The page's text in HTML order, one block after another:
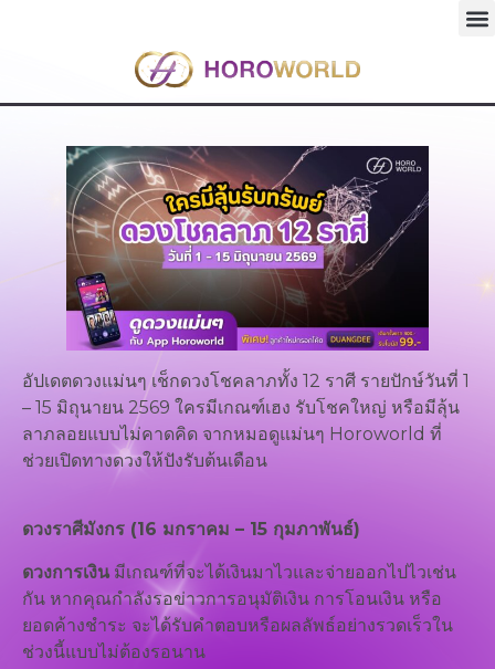
อัปเดตดวงแม่นๆ เช็กดวงโชคลาภทั้ง 12 ราศี รายปักษ์วันที่ 1
– 15 มิถุนายน 2569 ใครมีเกณฑ์เฮง รับโชคใหญ่ หรือมีลุ้น
ลาภลอยแบบไม่คาดคิด จากหมอดูแม่นๆ Horoworld ที่
ช่วยเปิดทางดวงให้ปังรับต้นเดือน
ดวงราศีมังกร (16 มกราคม – 15 กุมภาพันธ์)
ดวงการเงิน มีเกณฑ์ที่จะได้เงินมาไวและจ่ายออกไปไวเช่น
กัน หากคุณกำลังรอข่าวการอนุมัติเงิน การโอนเงิน หรือ
ยอดค้างชำระ จะได้รับคำตอบหรือผลลัพธ์อย่างรวดเร็วใน
ช่วงนี้แบบไม่ต้องรอนาน